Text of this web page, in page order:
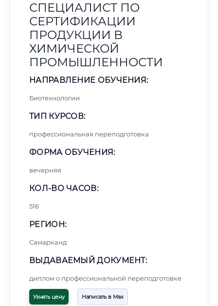
СПЕЦИАЛИСТ ПО
СЕРТИФИКАЦИИ
ПРОДУКЦИИ В
ХИМИЧЕСКОЙ
ПРОМЫШЛЕННОСТИ
НАПРАВЛЕНИЕ ОБУЧЕНИЯ:
Биотехнологии
ТИП КУРСОВ:
профессиональная переподготовка
ФОРМА ОБУЧЕНИЯ:
вечерняя
КОЛ-ВО ЧАСОВ:
516
РЕГИОН:
Самарканд
ВЫДАВАЕМЫЙ ДОКУМЕНТ:
диплом о профессиональной переподготовке
Узнать цену Написать в Max